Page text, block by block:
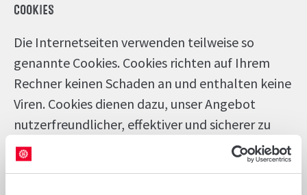
COOKIES
Die Internetseiten verwenden teilweise so
genannte Cookies. Cookies richten auf Ihrem
Rechner keinen Schaden an und enthalten keine
Viren. Cookies dienen dazu, unser Angebot
nutzerfreundlicher, effektiver und sicherer zu
machen. Cookies sind kleine Textdateien, die auf
Ihrem Rechner abgelegt werden und die Ihr